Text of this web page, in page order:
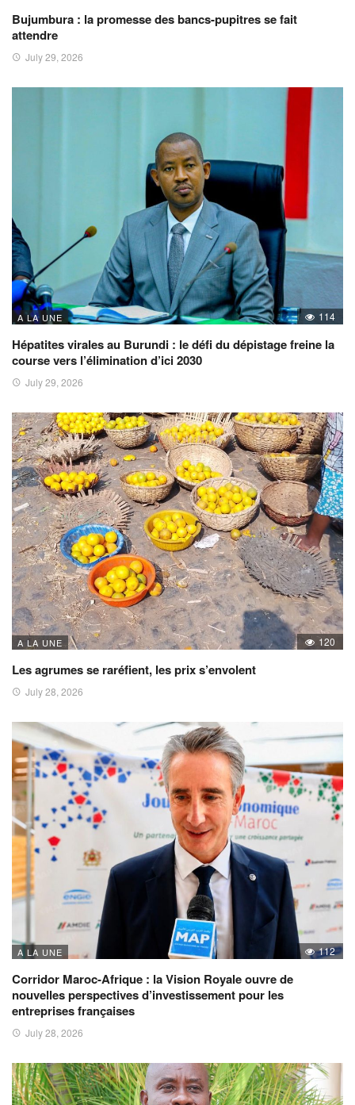
Bujumbura : la promesse des bancs-pupitres se fait
attendre
July 29, 2026
A LA UNE 114
Hépatites virales au Burundi : le défi du dépistage freine la
course vers l’élimination d’ici 2030
July 29, 2026
A LA UNE 120
Les agrumes se raréfient, les prix s’envolent
July 28, 2026
A LA UNE 112
Corridor Maroc-Afrique : la Vision Royale ouvre de
nouvelles perspectives d’investissement pour les
entreprises françaises
July 28, 2026